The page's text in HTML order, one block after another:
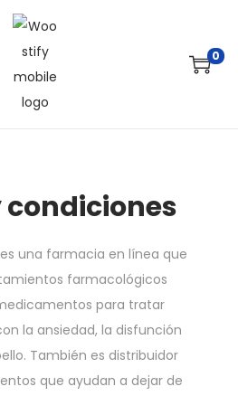
0
condiciones
una farmacia en línea que
farmacológicos
para tratar
la ansiedad, la disfunción
También es distribuidor
que ayudan a dejar de